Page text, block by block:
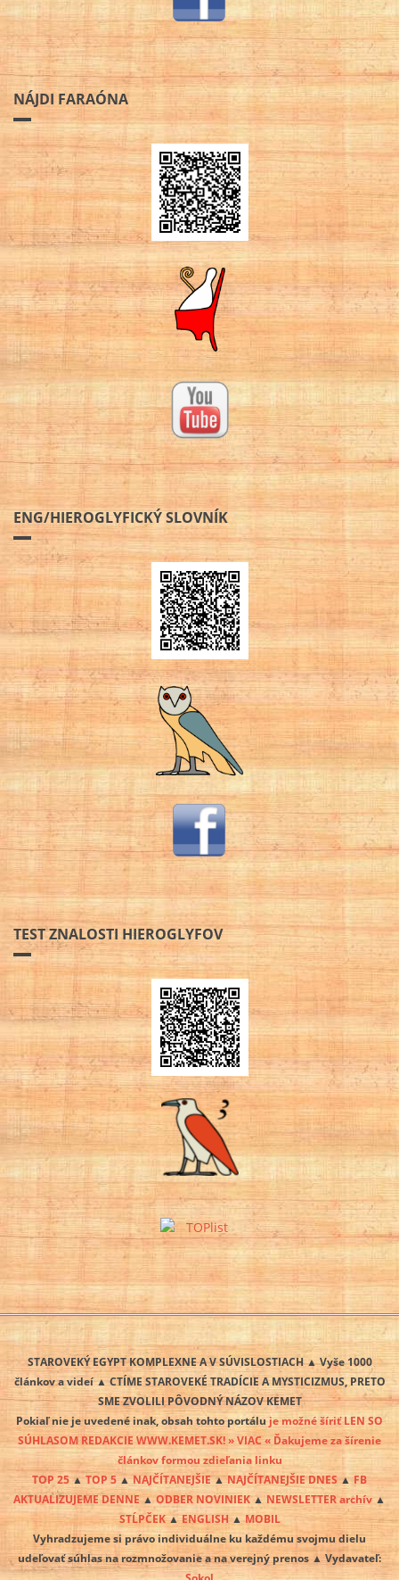
NÁJDI FARAÓNA
ENG/HIEROGLYFICKÝ SLOVNÍK
TEST ZNALOSTI HIEROGLYFOV
STAROVEKÝ EGYPT KOMPLEXNE A V SÚVISLOSTIACH ▲ Vyše 1000
článkov a videí ▲ CTÍME STAROVEKÉ TRADÍCIE A MYSTICIZMUS, PRETO
SME ZVOLILI PÔVODNÝ NÁZOV KEMET
Pokiaľ nie je uvedené inak, obsah tohto portálu je možné šíriť LEN SO
SÚHLASOM REDAKCIE WWW.KEMET.SK! » VIAC « Ďakujeme za šírenie
článkov formou zdieľania linku
TOP 25 ▲ TOP 5▲NAJČÍTANEJŠIE▲NAJČÍTANEJŠIE DNES ▲FB
AKTUALIZUJEME DENNE▲ODBER NOVINIEK▲ NEWSLETTER archív ▲
STĹPČEK▲ENGLISH▲MOBIL
Vyhradzujeme si právo individuálne ku každému svojmu dielu
udeľovať súhlas na rozmnožovanie a na verejný prenos ▲ Vydavateľ:
Sokol